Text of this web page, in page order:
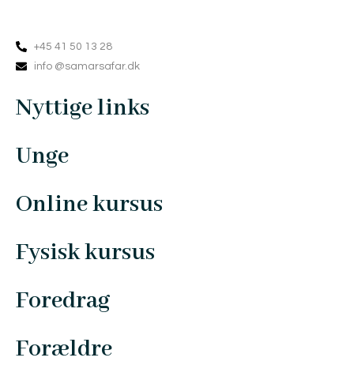
+45 41 50 13 28
info @samarsafar.dk
Nyttige links
Unge
Online kursus
Fysisk kursus
Foredrag
Forældre